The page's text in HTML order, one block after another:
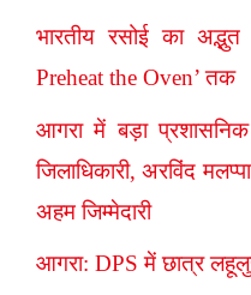
भारतीय रसोई का
Preheat the Oven’ तक
आगरा में बड़ा
जिलाधिकारी, अरविंद
अहम जिम्मेदारी
आगरा: DPS में छात्र